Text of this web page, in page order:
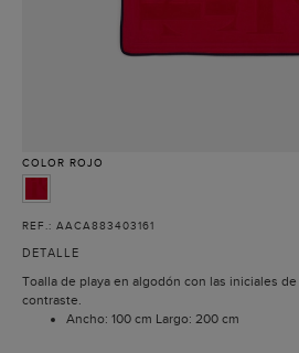
COLOR ROJO
REF.: AACA883403161
DETALLE
Toalla de playa en algodón con las iniciales
contraste.
Ancho: 100 cm Largo: 200 cm